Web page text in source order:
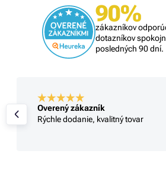
90%
zákazníkov
dotazníkov
posledných 90 dní.
Overený zákazník
Rýchle dodanie, kvalitný tovar